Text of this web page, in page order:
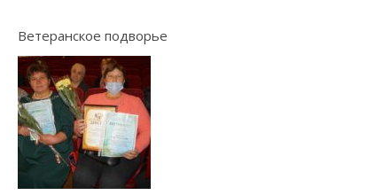
Ветеранское подворье